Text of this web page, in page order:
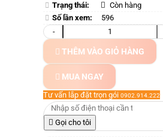
Trạng thái:
Còn hàng
Số lần xem:
596
-
THÊM VÀO GIỎ HÀNG
MUA NGAY
Tư vấn lắp đặt trọn gói 0902.914.222
Gọi cho tôi